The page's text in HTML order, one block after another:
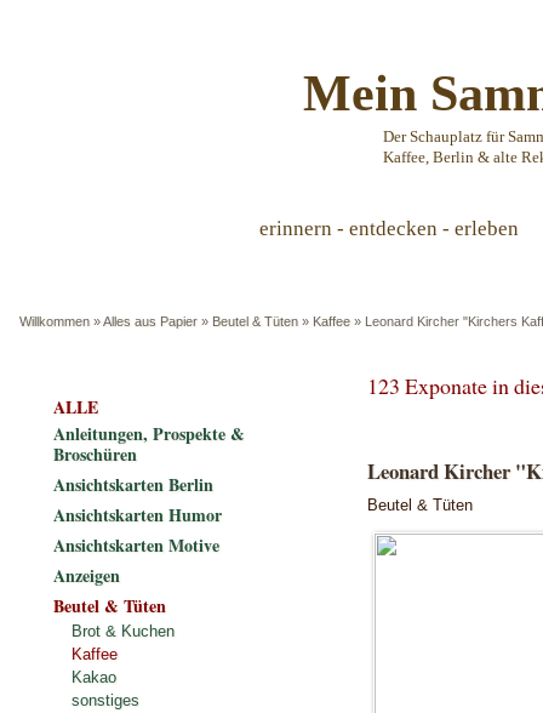
Mein
Der Schauplatz für
Kaffee, Berlin & alte
erinnern - entdecken - erleben
Willkommen »Alles aus Papier » Beutel & Tüten » Kaffee » Leonard Kircher "Kirchers
123 Exponate in
Leonard Kircher
Beutel & Tüten
ALLE
Anleitungen, Prospekte &
Broschüren
Ansichtskarten Berlin
Ansichtskarten Humor
Ansichtskarten Motive
Anzeigen
Beutel & Tüten
Brot & Kuchen
Kaffee
Kakao
sonstiges